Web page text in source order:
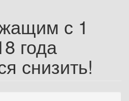
с 1
года
снизить!